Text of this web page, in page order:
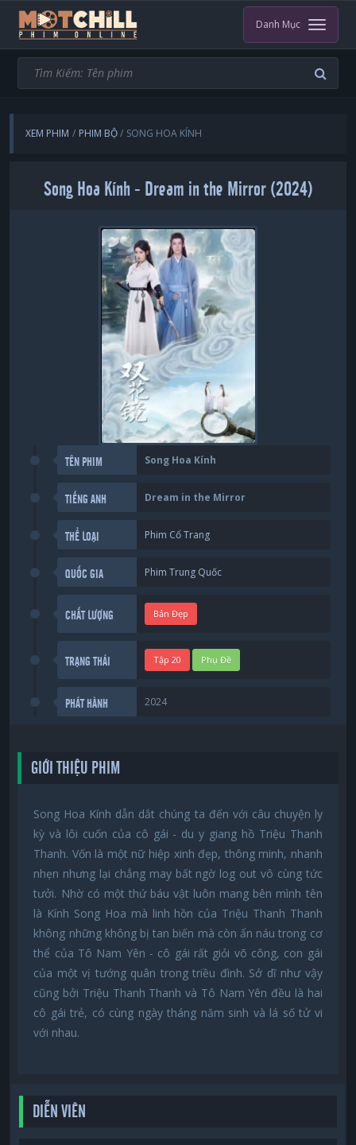
Danh Mục
XEM PHIM PHIM BỘ SONG HOA KÍNH
Song Hoa Kính - Dream in the Mirror (2024)
TÊN PHIM Song Hoa Kính
TIẾNG ANH Dream in the Mirror
THỂ LOẠI Phim Cổ Trang
QUỐC GIA Phim Trung Quốc
CHẤT LƯỢNG Bản Đẹp
TRẠNG THÁI Tập 20 Phụ Đề
PHÁT HÀNH 2024
GIỚI THIỆU PHIM
Song Hoa Kính dẫn dắt chúng ta đến với câu chuyện ly
kỳ và lôi cuốn của cô gái - du y giang hồ Triệu Thanh
Thanh. Vốn là một nữ hiệp xinh đẹp, thông minh, nhanh
nhẹn nhưng lại chẳng may bất ngờ log out vô cùng tức
tưởi. Nhờ có một thứ báu vật luôn mang bên mình tên
là Kính Song Hoa mà linh hồn của Triệu Thanh Thanh
không những không bị tan biến mà còn ẩn náu trong cơ
thể của Tô Nam Yên - cô gái rất giỏi võ công, con gái
của một vị tướng quân trong triều đình. Sở dĩ như vậy
cũng bởi Triệu Thanh Thanh và Tô Nam Yên đều là hai
cô gái trẻ, có cùng ngày tháng năm sinh và lá số tử vi
với nhau.
DIỄN VIÊN